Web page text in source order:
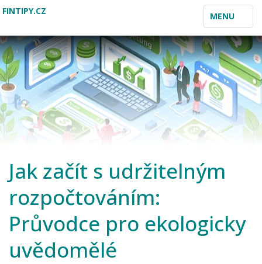
TOGGLE
NAVIGATION
MENU
FINTIPY.CZ
Jak začít s udržitelným
rozpočtováním:
Průvodce pro ekologicky
uvědomělé